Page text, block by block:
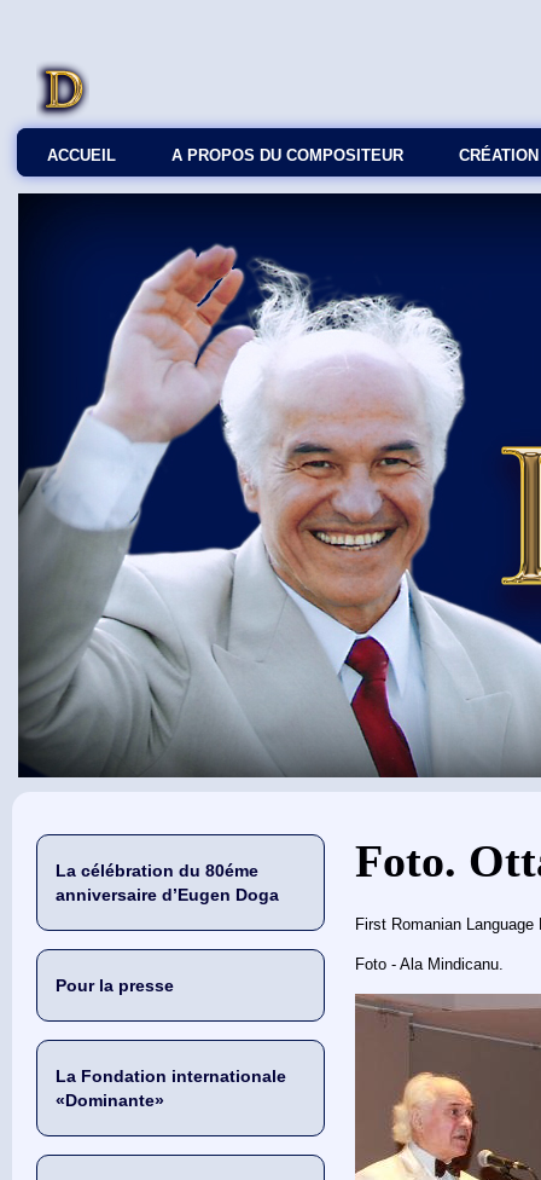
ACCUEIL A PROPOS DU COMPOSITEUR СRÉATION
La célébration du 80éme
anniversaire d’Eugen Doga
Pour la presse
La Fondation internationale
«Dominante»
Vous êtes ici
Foto.
First Romanian
Foto - Ala Mindicanu.